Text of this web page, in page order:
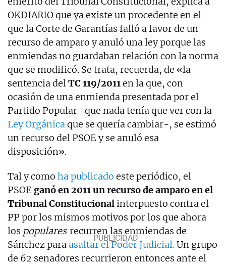
OKDIARIO que ya existe un procedente en el
que la Corte de Garantías falló a favor de un
recurso de amparo y anuló una ley porque las
enmiendas no guardaban relación con la norma
que se modificó. Se trata, recuerda, de «la
sentencia delTC 119/2011en la que, con
ocasión de una enmienda presentada por el
Partido Popular -que nada tenía que ver con la
Ley Orgánicaque se quería cambiar-, se estimó
un recurso del PSOE y se anuló esa
disposición».
Tal y como ha publicado este periódico, el
PSOE ganó en 2011 un recurso de amparo en el
Tribunal Constitucionalinterpuesto contra el
PP por los mismos motivos por los que ahora
los populares recurren las enmiendas de
Sánchez para asaltar el Poder Judicial.Un grupo
de 62 senadores recurrieron entonces ante el